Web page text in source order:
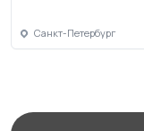
Санкт-Петербург